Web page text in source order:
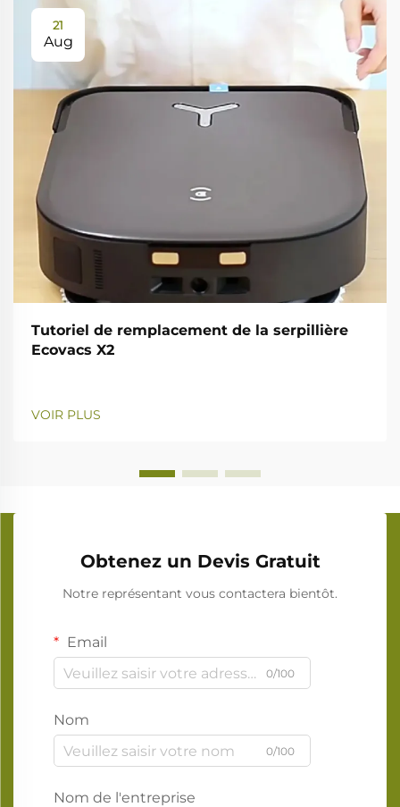
21
Aug
Tutoriel de remplacement de la serpillière
Ecovacs X2
VOIR PLUS
Obtenez un Devis Gratuit
Notre représentant vous contactera bientôt.
Email
0/100
Nom
0/100
Nom de l'entreprise